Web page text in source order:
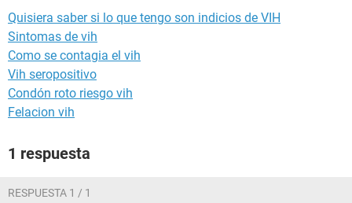
Quisiera saber si lo que tengo son indicios de VIH
Sintomas de vih
Como se contagia el vih
Vih seropositivo
Condón roto riesgo vih
Felacion vih
1 respuesta
RESPUESTA 1 / 1